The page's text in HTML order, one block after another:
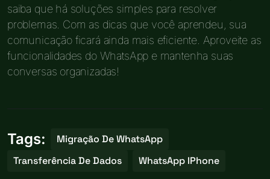
saiba que há soluções simples para resolver
problemas. Com as dicas que você aprendeu, sua
comunicação ficará ainda mais eficiente. Aproveite as
funcionalidades do WhatsApp e mantenha suas
conversas organizadas!
Tags:
Migração De WhatsApp
Transferência De Dados
WhatsApp IPhone